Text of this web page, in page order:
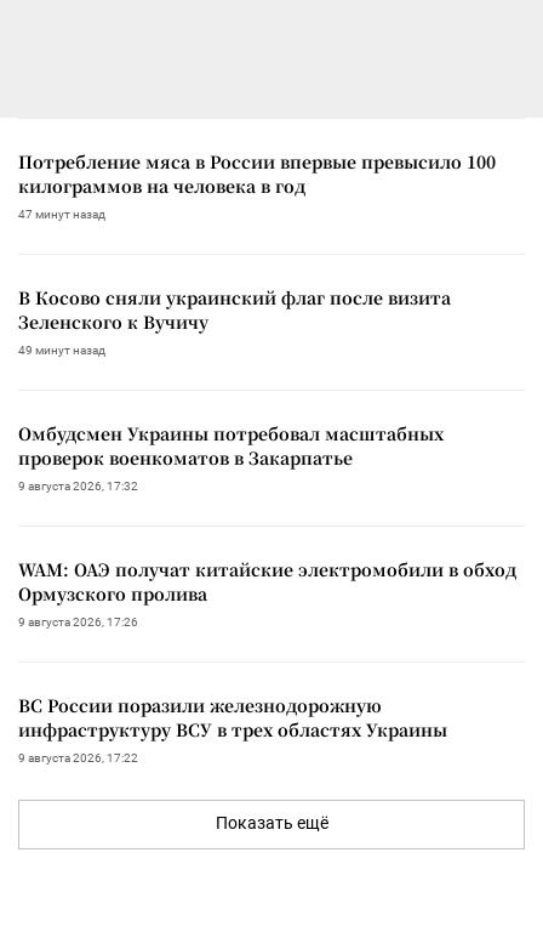
Потребление мяса в России впервые превысило 100
килограммов на человека в год
47 минут назад
В Косово сняли украинский флаг после визита
Зеленского к Вучичу
49 минут назад
Омбудсмен Украины потребовал масштабных
проверок военкоматов в Закарпатье
9 августа 2026, 17:32
WAM: ОАЭ получат китайские электромобили в обход
Ормузского пролива
9 августа 2026, 17:26
ВС России поразили железнодорожную
инфраструктуру ВСУ в трех областях Украины
9 августа 2026, 17:22
Показать ещё